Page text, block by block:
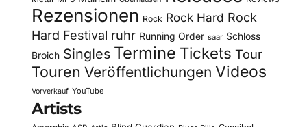
Rezensionen Rock Rock Hard Rock
Hard Festival ruhr Running Order saar Schloss
Broich Singles Termine Tickets Tour
Touren Veröffentlichungen Videos
Vorverkauf YouTube
Artists